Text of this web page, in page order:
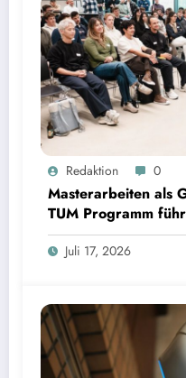
Masterarbeiten als
TUM
Redaktion 0
Masterarbeiten als
TUM Programm
Juli 17, 2026